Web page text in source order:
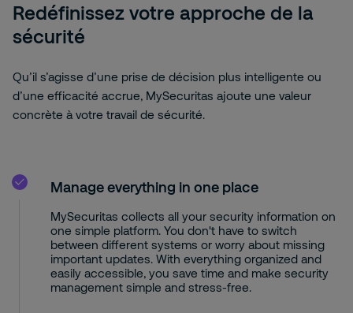
Redéfinissez votre approche de la
sécurité
Qu’il s’agisse d’une prise de décision plus intelligente ou
d’une efficacité accrue, MySecuritas ajoute une valeur
concrète à votre travail de sécurité.
Manage everything in one place
MySecuritas collects all your security information on
one simple platform. You don't have to switch
between different systems or worry about missing
important updates. With everything organized and
easily accessible, you save time and make security
management simple and stress-free.